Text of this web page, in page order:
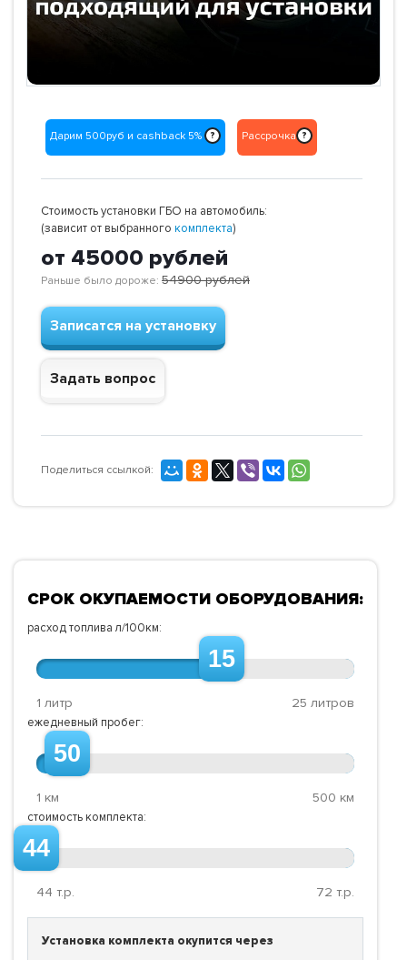
Дарим 500руб и cashback 5% ? Рассрочка ?
Стоимость установки ГБО на автомобиль:
(зависит от выбранного комплекта)
от 45000 рублей
Раньше было дороже: 54900рублей
Записатся на установку
Задать вопрос
Поделиться ссылкой:
СРОК ОКУПАЕМОСТИ ОБОРУДОВАНИЯ:
расход топлива л/100км:
15
1 литр 25 литров
ежедневный пробег:
50
1 км 500 км
стоимость комплекта:
44
44 т.р. 72 т.р.
Установка комплекта окупится через